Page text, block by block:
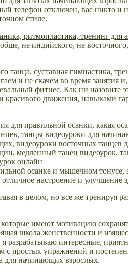
телефон отключен, вас никто и
стиле.
не индийского, не
танца, суставная гимнастика,
и не скачем во время
фитнес. Как ни назовите
движения, навыками
осанке и мышечном тонусе,
настроение и улучшение
в целом, но все же тренируя
имеют мотивацию
школа женственности и
разрабатываю интересные,
простых упражнений и
для начинающих взрослых.